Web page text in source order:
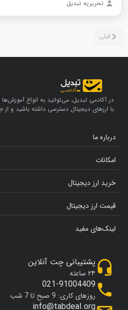
تحریریه تبدیل
در آکادمی تبدیل، می‌توانید به انواع
با ارزهای دیجیتال دسترسی داشته باشید و
درباره ما
امکانات
خرید ارز دیجیتال
قیمت ارز دیجیتال
لینک‌های مفید
پشتیبانی چت آنلاین
۲۴ ساعته
021-91004409
روزهای کاری: 9 صبح تا 7 شب
info@tabdeal.org